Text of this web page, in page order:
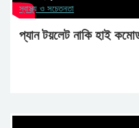
স্বাস্থ্য ও সচেতনতা
প্যান টয়লেট নাকি হাই